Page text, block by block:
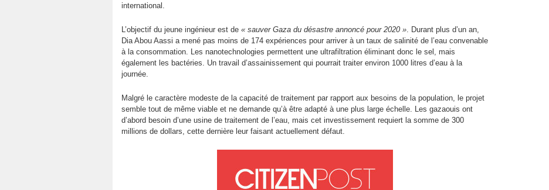
international.
L’objectif du jeune ingénieur est de « sauver Gaza du désastre annoncé pour 2020 ». Durant plus d’un an,
Dia Abou Aassi a mené pas moins de 174 expériences pour arriver à un taux de salinité de l’eau convenable
à la consommation. Les nanotechnologies permettent une ultrafiltration éliminant donc le sel, mais
également les bactéries. Un travail d’assainissement qui pourrait traiter environ 1000 litres d’eau à la
journée.
Malgré le caractère modeste de la capacité de traitement par rapport aux besoins de la population, le projet
semble tout de même viable et ne demande qu’à être adapté à une plus large échelle. Les gazaouis ont
d’abord besoin d’une usine de traitement de l’eau, mais cet investissement requiert la somme de 300
millions de dollars, cette dernière leur faisant actuellement défaut.